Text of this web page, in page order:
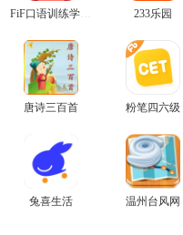
233乐园
唐诗三百首 粉笔四六级
兔喜生活 温州台风网